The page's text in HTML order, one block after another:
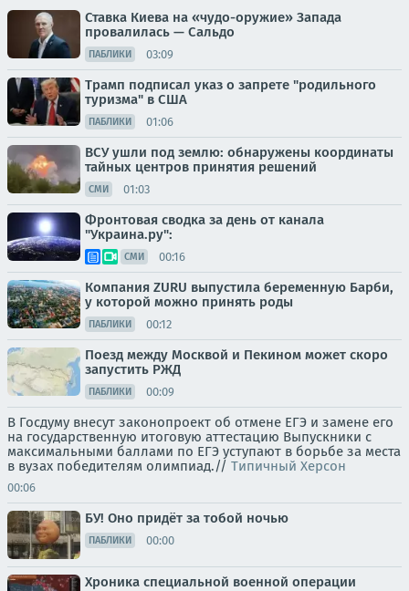
Ставка Киева на «чудо-оружие» Запада
провалилась — Сальдо
ПАБЛИКИ 03:09
Трамп подписал указ о запрете "родильного
туризма" в США
ПАБЛИКИ 01:06
ВСУ ушли под землю: обнаружены координаты
тайных центров принятия решений
СМИ 01:03
Фронтовая сводка за день от канала
"Украина.ру":
СМИ 00:16
Компания ZURU выпустила беременную Барби,
у которой можно принять роды
ПАБЛИКИ 00:12
Поезд между Москвой и Пекином может скоро
запустить РЖД
ПАБЛИКИ 00:09
В Госдуму внесут законопроект об отмене ЕГЭ и замене его
на государственную итоговую аттестацию Выпускники с
максимальными баллами по ЕГЭ уступают в борьбе за места
в вузах победителям олимпиад.// Типичный Херсон
00:06
БУ! Оно придёт за тобой ночью
ПАБЛИКИ 00:00
Хроника специальной военной операции